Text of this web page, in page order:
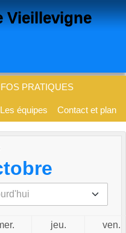
Vieillevigne
PRATIQUES
Les équipes Contact et plan
jeu.
ven.